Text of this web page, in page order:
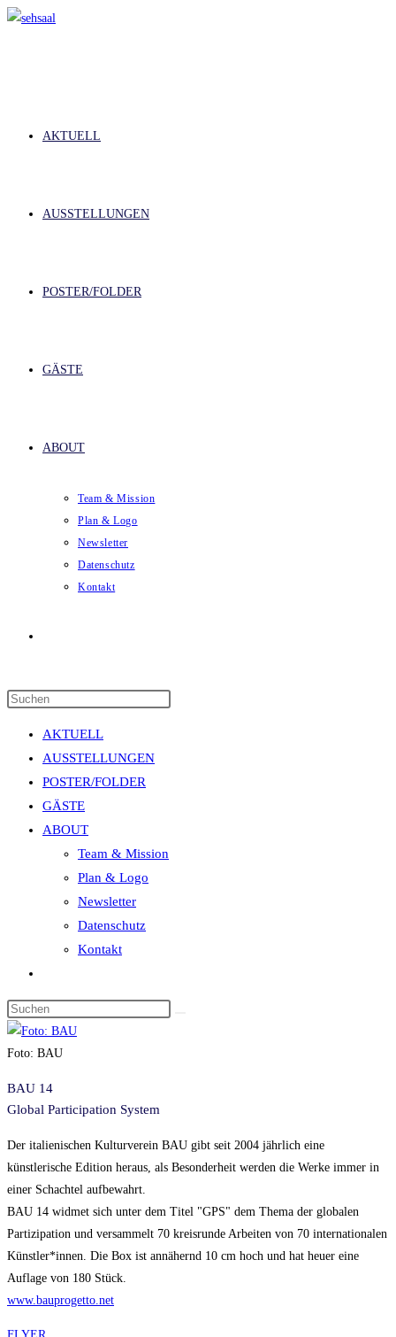
Zum
AKTUELL
AUSSTELLUNGEN
POSTER/FOLDER
GÄSTE
ABOUT
Team & Mission
Plan & Logo
Newsletter
Datenschutz
Kontakt
umschalten
AKTUELL
AUSSTELLUNGEN
POSTER/FOLDER
GÄSTE
ABOUT
Team & Mission
Plan & Logo
Newsletter
Datenschutz
Kontakt
umschalten
Diese
Website
durchsuchen
Foto: BAU
BAU 14
Global Participation System
Der italienischen Kulturverein BAU gibt seit 2004 jährlich eine
künstlerische Edition heraus, als Besonderheit werden die Werke immer in
einer Schachtel aufbewahrt.
BAU 14 widmet sich unter dem Titel "GPS" dem Thema der globalen
Partizipation und versammelt 70 kreisrunde Arbeiten von 70 internationalen
Künstler*innen. Die Box ist annähernd 10 cm hoch und hat heuer eine
Auflage von 180 Stück.
www.bauprogetto.net